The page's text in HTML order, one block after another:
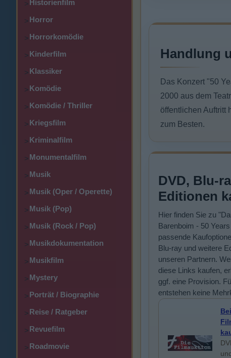
>Historienfilm
>Horror
>Horrorkomödie
>Kinderfilm
>Klassiker
>Komödie
>Komödie / Thriller
>Kriegsfilm
>Kriminalfilm
>Monumentalfilm
>Musik
>Musik (Oper / Operette)
>Musik (Pop)
>Musik (Rock / Pop)
>Musikdokumentation
>Musikfilm
>Mystery
>Porträt / Biographie
>Reise / Ratgeber
>Revuefilm
>Roadmovie
Handlung
Das Konzert "50
2000 aus dem
öffentlichen Auftritt
zum Besten.
DVD, Blu-
Editionen
Hier finden Sie zu
Barenboim - 50
passende
Blu-ray und weitere
unseren Partnern.
diese Links kaufen,
ggf. eine Provision.
entstehen keine
Bei